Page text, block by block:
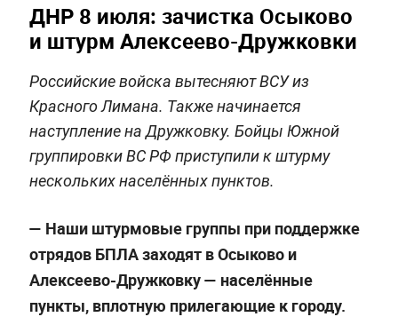
ДНР 8 июля: зачистка Осыково
и штурм Алексеево-Дружковки
Российские войска вытесняют ВСУ из
Красного Лимана. Также начинается
наступление на Дружковку. Бойцы Южной
группировки ВС РФ приступили к штурму
нескольких населённых пунктов.
— Наши штурмовые группы при поддержке
отрядов БПЛА заходят в Осыково и
Алексеево-Дружковку — населённые
пункты, вплотную прилегающие к городу.